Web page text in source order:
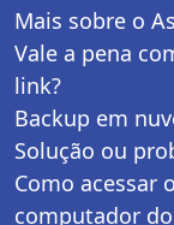
Mais sobre o
Vale a pena
link?
Backup em
Solução ou
Como acessar
computador